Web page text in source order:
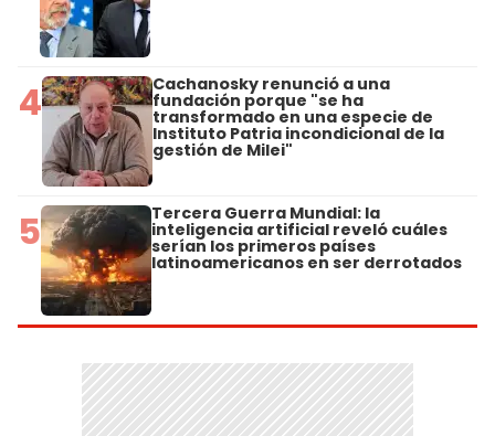
4 Cachanosky renunció a una
fundación porque "se ha
transformado en una especie de
Instituto Patria incondicional de la
gestión de Milei"
5 Tercera Guerra Mundial: la
inteligencia artificial reveló cuáles
serían los primeros países
latinoamericanos en ser derrotados